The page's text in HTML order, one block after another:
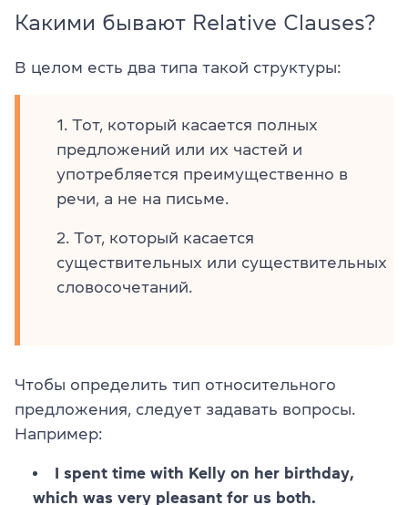
Какими бывают Relative Clauses?
В целом есть два типа такой структуры:
Тот, который касается полных
предложений или их частей и
употребляется преимущественно в
речи, а не на письме.
Тот, который касается
существительных или существительных
словосочетаний.
Чтобы определить тип относительного
предложения, следует задавать вопросы.
Например:
I spent time with Kelly on her birthday,
which was very pleasant for us both.